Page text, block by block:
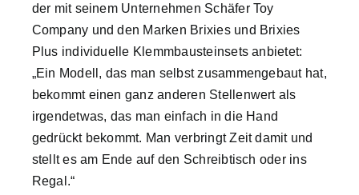
der mit seinem Unternehmen Schäfer Toy
Company und den Marken Brixies und Brixies
Plus individuelle Klemmbausteinsets anbietet:
„Ein Modell, das man selbst zusammengebaut hat,
bekommt einen ganz anderen Stellenwert als
irgendetwas, das man einfach in die Hand
gedrückt bekommt. Man verbringt Zeit damit und
stellt es am Ende auf den Schreibtisch oder ins
Regal.“